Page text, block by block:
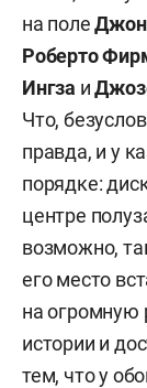
на поле
Роберто
Ингза и
Что,
правда, и у
порядке:
центре
возможно,
его место
на огромную
истории и
тем, что у